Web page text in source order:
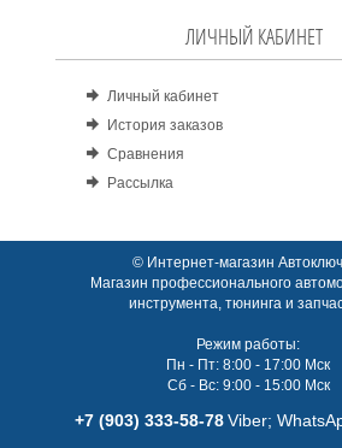
ЛИЧНЫЙ КАБИНЕТ
Личный кабинет
История заказов
Сравнения
Рассылка
© Интернет-магазин
Магазин профессионального
инструмента, тюнинга и
Режим работы:
Пн - Пт: 8:00 - 17:00 Мск
Сб - Вс: 9:00 - 15:00 Мск
+7 (903) 333-58-78 Viber;